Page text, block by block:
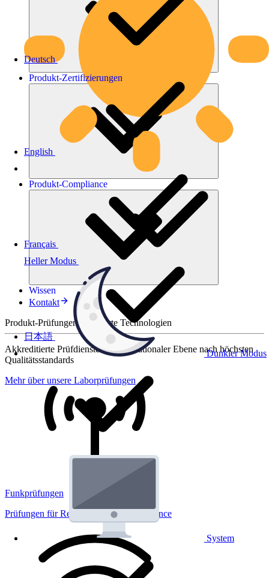
Heller Modus
Dunkler Modus
System
Deutsch
English
Français
日本語
Produkt-Zertifizierungen
Produkt-Compliance
Wissen
Kontakt
Produkt-Prüfungen für smarte Technologien
Akkreditierte Prüfdienste auf internationaler Ebene nach höchsten
Qualitätsstandards
Mehr über unsere Laborprüfungen
Funkprüfungen
Prüfungen für Regulatorik und Performance